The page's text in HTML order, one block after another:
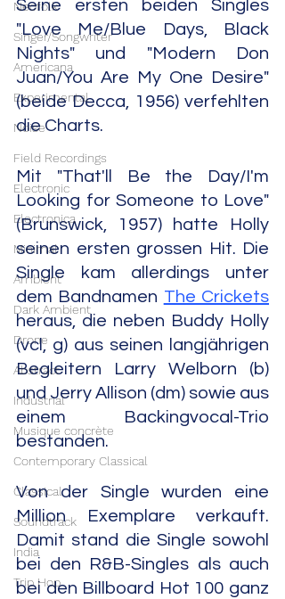
Neofolk
Singer/Songwriter
Americana
Experimental
Noise
Field Recordings
Electronic
Electronica
Minimal
Ambient
Dark Ambient
Drone
Abstract
Industrial
Musique concrète
Contemporary Classical
Classical
Soundtrack
India
Trip Hop
Seine ersten beiden Singles
"Love Me/Blue Days, Black
Nights" und "Modern Don
Juan/You Are My One Desire"
(beide Decca, 1956) verfehlten
die Charts.
Mit "That'll Be the Day/I'm
Looking for Someone to Love"
(Brunswick, 1957) hatte Holly
seinen ersten grossen Hit. Die
Single kam allerdings unter
dem Bandnamen The Crickets
heraus, die neben Buddy Holly
(vcl, g) aus seinen langjährigen
Begleitern Larry Welborn (b)
und Jerry Allison (dm) sowie aus
einem Backingvocal-Trio
bestanden.
Von der Single wurden eine
Million Exemplare verkauft.
Damit stand die Single sowohl
bei den R&B-Singles als auch
bei den Billboard Hot 100 ganz